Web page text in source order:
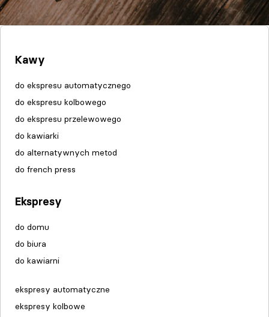
Kawy
do ekspresu automatycznego
do ekspresu kolbowego
do ekspresu przelewowego
do kawiarki
do alternatywnych metod
do french press
Ekspresy
do domu
do biura
do kawiarni
ekspresy automatyczne
ekspresy kolbowe